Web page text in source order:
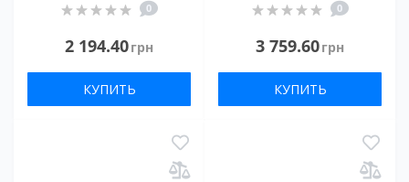
0
2 194.40грн
КУПИТЬ
0
3 759.60грн
КУПИТЬ